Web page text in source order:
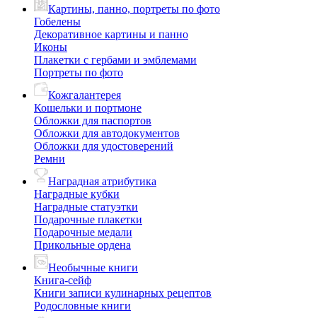
Картины, панно, портреты по фото
Гобелены
Декоративное картины и панно
Иконы
Плакетки с гербами и эмблемами
Портреты по фото
Кожгалантерея
Кошельки и портмоне
Обложки для паспортов
Обложки для автодокументов
Обложки для удостоверений
Ремни
Наградная атрибутика
Наградные кубки
Наградные статуэтки
Подарочные плакетки
Подарочные медали
Прикольные ордена
Необычные книги
Книга-сейф
Книги записи кулинарных рецептов
Родословные книги